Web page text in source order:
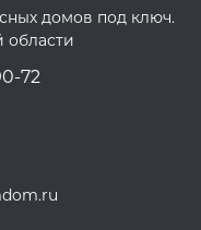
домов под ключ.
области
72